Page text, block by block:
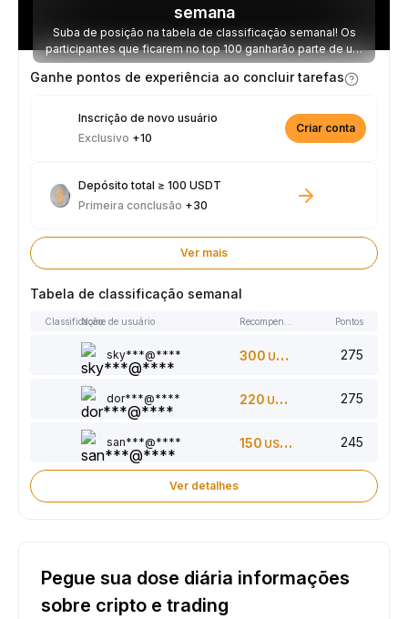
semana
Suba de posição na tabela de classificação semanal! Os
participantes que ficarem no top 100 ganharão parte de um
prêmio de 2.500 USDT toda semana.
Ganhe pontos de experiência ao concluir tarefas
Inscrição de novo usuário
Exclusivo +10
Criar conta
Depósito total ≥ 100 USDT
Primeira conclusão +30
Ver mais
Tabela de classificação semanal
ClassificaçãoNome de usuário Pontos
sky***@**** 300 USDT 275
dor***@**** 220 USDT 275
san***@**** 150 USDT 245
Ver detalhes
Pegue sua dose diária informações
sobre cripto e trading